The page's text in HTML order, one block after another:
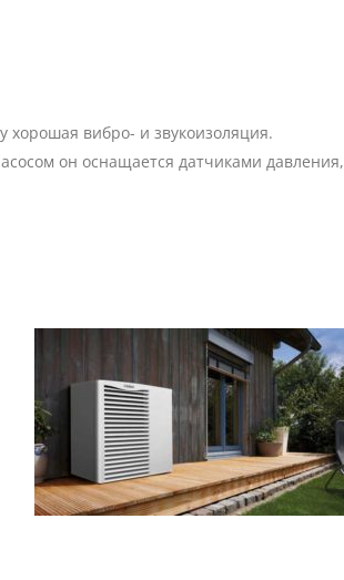
хорошая вибро- и звукоизоляция.
он оснащается датчиками давления,